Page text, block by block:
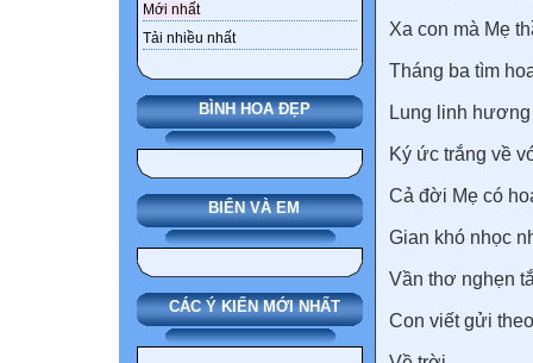
Mới nhất
Tải nhiều nhất
BÌNH HOA ĐẸP
BIỂN VÀ EM
CÁC Ý KIẾN MỚI NHẤT
Xa con mà Mẹ
Tháng ba tìm
Lung linh
Ký ức trắng về
Cả đời Mẹ có
Gian khó nhọc
Vần thơ nghẹn
Con viết gửi